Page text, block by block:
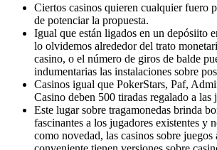
Ciertos casinos quieren cualquier fuero
de potenciar la propuesta.
Igual que están ligados en un depósiito
lo olvidemos alrededor del trato
casino, o el número de giros de balde
indumentarias las instalaciones sobre
Casinos igual que PokerStars, Paf,
Casino deben 500 tiradas regalado a las
Este lugar sobre tragamonedas brinda
fascinantes a los jugadores existentes y
como novedad, las casinos sobre juegos